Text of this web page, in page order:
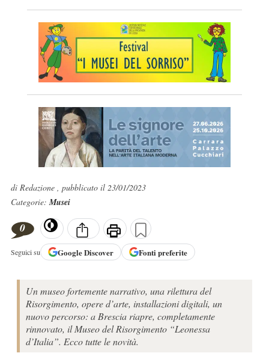
di Redazione , pubblicato il 23/01/2023
Categorie:Musei
0
Seguici su GoogleDiscover Fonti preferite
Un museo fortemente narrativo, una rilettura del
Risorgimento, opere d’arte, installazioni digitali, un
nuovo percorso: a Brescia riapre, completamente
rinnovato, il Museo del Risorgimento “Leonessa
d’Italia”. Ecco tutte le novità.